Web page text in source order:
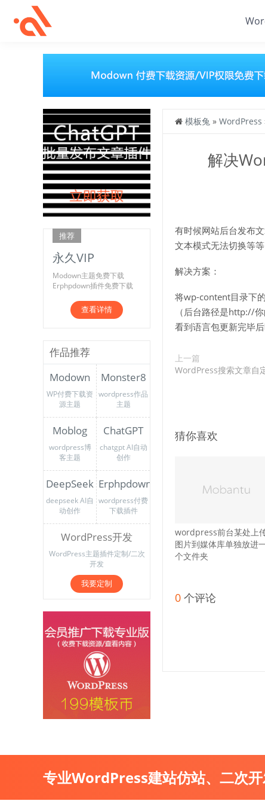
模板兔 » WordPress
解决
有时候网站后台发布
文本模式无法切换等
解决方案：
将wp-content目录下
（后台路径是http://
看到语言包更新完毕后
上一篇
WordPress搜索文章自
猜你喜欢
wordpress前台某处上
图片到媒体库单独放进
个文件夹
0 个评论
推荐
永久VIP
Modown主题免费下载
Erphpdown插件免费下载
查看详情
作品推荐
Modown
WP付费下载资
源主题
Monster8
wordpress作品
主题
Moblog
wordpress博
客主题
ChatGPT
chatgpt AI自动
创作
DeepSeek
deepseek AI自
动创作
Erphpdown
wordpress付费
下载插件
WordPress开发
WordPress主题插件定制/二次
开发
我要定制
专业WordPress建站仿站、二次